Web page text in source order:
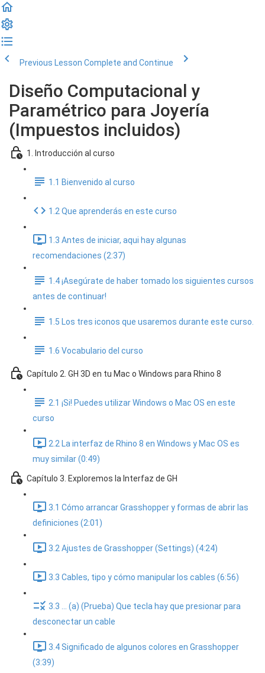
Previous Lesson Complete and Continue
Diseño Computacional y
Paramétrico para Joyería
(Impuestos incluidos)
1. Introducción al curso
1.1 Bienvenido al curso
1.2 Que aprenderás en este curso
1.3 Antes de iniciar, aqui hay algunas
recomendaciones (2:37)
1.4 ¡Asegúrate de haber tomado los siguientes cursos
antes de continuar!
1.5 Los tres iconos que usaremos durante este curso.
1.6 Vocabulario del curso
Capítulo 2. GH 3D en tu Mac o Windows para Rhino 8
2.1 ¡Si! Puedes utilizar Windows o Mac OS en este
curso
2.2 La interfaz de Rhino 8 en Windows y Mac OS es
muy similar (0:49)
Capítulo 3. Exploremos la Interfaz de GH
3.1 Cómo arrancar Grasshopper y formas de abrir las
definiciones (2:01)
3.2 Ajustes de Grasshopper (Settings) (4:24)
3.3 Cables, tipo y cómo manipular los cables (6:56)
3.3 ... (a) (Prueba) Que tecla hay que presionar para
desconectar un cable
3.4 Significado de algunos colores en Grasshopper
(3:39)